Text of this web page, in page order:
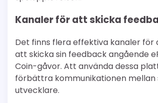
Kanaler för att skicka
Det finns flera effektiva kanaler för
att skicka sin feedback angående
Coin-gåvor. Att använda dessa
förbättra kommunikationen mellan
utvecklare.